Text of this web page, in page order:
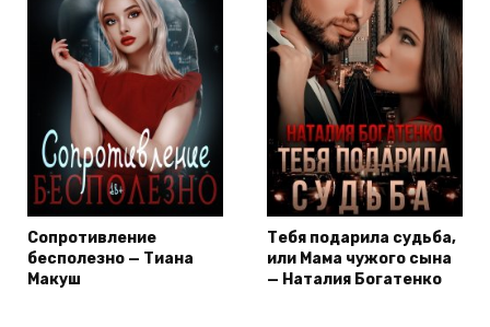
Сопротивление
бесполезно — Тиана
Макуш
Тебя подарила судьба,
или Мама чужого сына
— Наталия Богатенко